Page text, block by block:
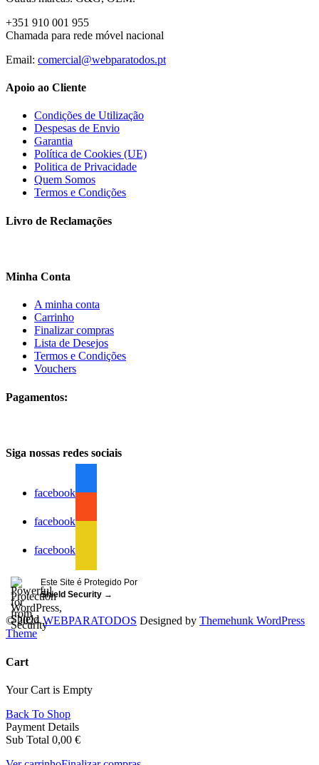
+351 910 001 955
Chamada para rede móvel nacional
Email: comercial@webparatodos.pt
Apoio ao Cliente
Condições de Utilização
Despesas de Envio
Garantia
Política de Cookies (UE)
Politica de Privacidade
Quem Somos
Termos e Condições
Livro de Reclamações
Minha Conta
A minha conta
Carrinho
Finalizar compras
Lista de Desejos
Termos e Condições
Vouchers
Pagamentos:
Siga nossas redes sociais
facebook
facebook
facebook
Este Site é Protegido Por
Shield Security →
© 2024WEBPARATODOS Designed by Themehunk WordPress
Theme
Cart
Your Cart is Empty
Back To Shop
Payment Details
Sub Total 0,00 €